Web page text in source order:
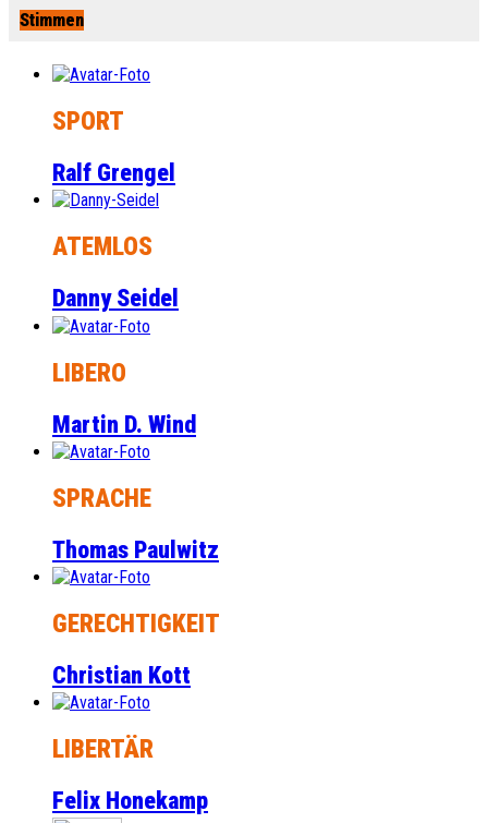
Stimmen
SPORT
Ralf Grengel
ATEMLOS
Danny Seidel
LIBERO
Martin D. Wind
SPRACHE
Thomas Paulwitz
GERECHTIGKEIT
Christian Kott
LIBERTÄR
Felix Honekamp